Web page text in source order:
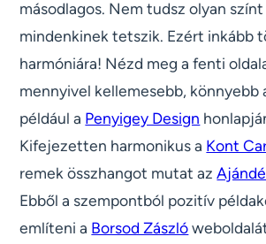
másodlagos. Nem tudsz olyan
mindenkinek tetszik. Ezért inkább
harmóniára! Nézd meg a fenti
mennyivel kellemesebb, könnyebb
például a Penyigey Design
Kifejezetten harmonikus a Kont
remek összhangot mutat az
Ebből a szempontból pozitív
említeni a Borsod Zászló